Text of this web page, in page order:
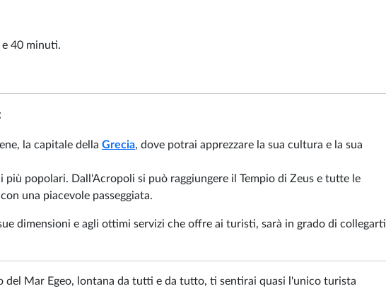
e 40 minuti.
la capitale della Grecia, dove potrai apprezzare la sua cultura e la sua
più popolari. Dall'Acropoli si può raggiungere il Tempio di Zeus e tutte le
una piacevole passeggiata.
dimensioni e agli ottimi servizi che offre ai turisti, sarà in grado di collegarti
del Mar Egeo, lontana da tutti e da tutto, ti sentirai quasi l'unico turista